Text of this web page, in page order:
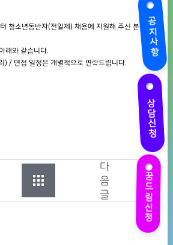
공지사항
상담신청
꿈드림신청
청소년동반자(전일제) 채용에 지원해 주신 분들
래와 같습니다.
) / 면접 일정은 개별적으로 연락드립니다.
다
음
글